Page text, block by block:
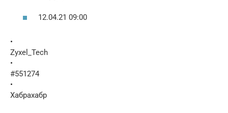
12.04.21 09:00
•
Zyxel_Tech
•
#551274
•
Хабрахабр